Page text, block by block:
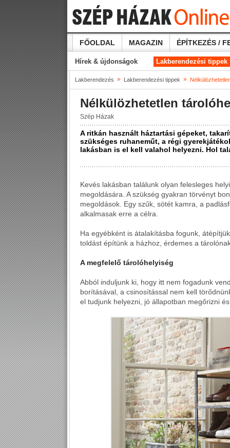
FŐOLDAL MAGAZIN ÉPÍTKEZÉS /
Hírek & újdonságok Lakberendezési tippek
Lakberendezés » Lakberendezési tippek »
Nélkülözhetetlen
Szép Házak
A ritkán használt háztartási gépeket,
szükséges ruhaneműt, a régi
lakásban is el kell valahol helyezni. Hol
Kevés lakásban találunk olyan felesleges
megoldására. A szükség gyakran törvényt
megoldások. Egy szűk, sötét kamra, a
alkalmasak erre a célra.
Ha egyébként is átalakításba fogunk,
toldást építünk a házhoz, érdemes a
A megfelelő tárolóhelyiség
Abból induljunk ki, hogy itt nem fogadunk
borításával, a csinosítással nem kell
el tudjunk helyezni, jó állapotban megőrizni